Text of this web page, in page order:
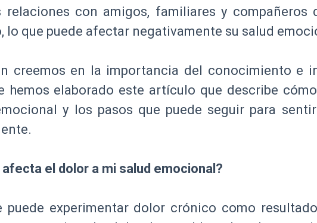
relaciones con amigos, familiares y compañeros
lo que puede afectar negativamente su salud
creemos en la importancia del conocimiento e
hemos elaborado este artículo que describe
y los pasos que puede seguir para
el dolor a mi salud emocional?
puede experimentar dolor crónico como